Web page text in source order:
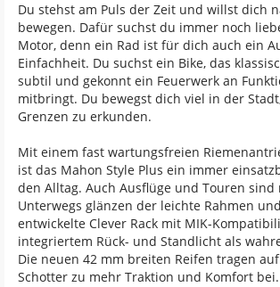
Du stehst am Puls der Zeit und willst dich
bewegen. Dafür suchst du immer noch
Motor, denn ein Rad ist für dich auch ein
Einfachheit. Du suchst ein Bike, das
subtil und gekonnt ein Feuerwerk an
mitbringt. Du bewegst dich viel in der
Grenzen zu erkunden.
Mit einem fast wartungsfreien
ist das Mahon Style Plus ein immer
den Alltag. Auch Ausflüge und Touren sind
Unterwegs glänzen der leichte Rahmen
entwickelte Clever Rack mit MIK-
integriertem Rück- und Standlicht als
Die neuen 42 mm breiten Reifen tragen
Schotter zu mehr Traktion und Komfort bei.